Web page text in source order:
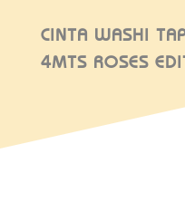
CINTA WASHI
4MTS ROSES